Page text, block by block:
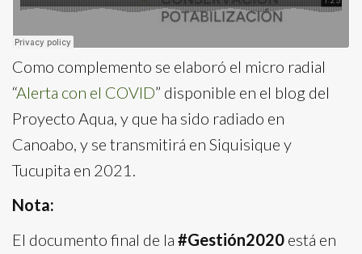
Como complemento se elaboró el micro radial
“Alerta con el COVID” disponible en el blog del
Proyecto Aqua, y que ha sido radiado en
Canoabo, y se transmitirá en Siquisique y
Tucupita en 2021.
Nota:
El documento final de la #Gestión2020 está en